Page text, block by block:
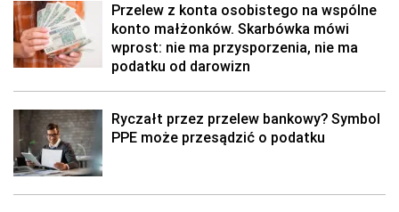
Przelew z konta osobistego na wspólne
konto małżonków. Skarbówka mówi
wprost: nie ma przysporzenia, nie ma
podatku od darowizn
Ryczałt przez przelew bankowy? Symbol
PPE może przesądzić o podatku